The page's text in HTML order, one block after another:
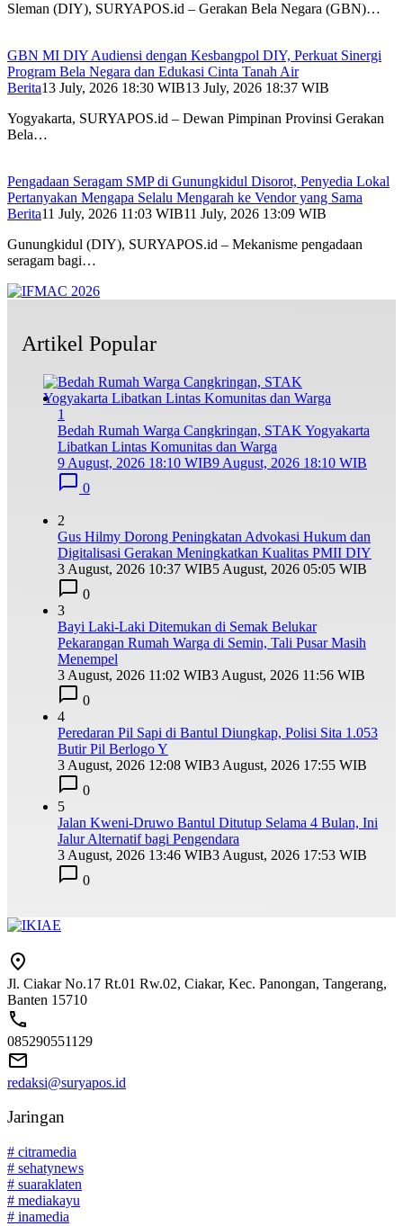
Sleman (DIY), SURYAPOS.id – Gerakan Bela Negara (GBN)…
GBN MI DIY Audiensi dengan Kesbangpol DIY, Perkuat Sinergi
Program Bela Negara dan Edukasi Cinta Tanah Air
Berita13 July, 2026 18:30 WIB13 July, 2026 18:37 WIB
Yogyakarta, SURYAPOS.id – Dewan Pimpinan Provinsi Gerakan
Bela…
Pengadaan Seragam SMP di Gunungkidul Disorot, Penyedia Lokal
Pertanyakan Mengapa Selalu Mengarah ke Vendor yang Sama
Berita11 July, 2026 11:03 WIB11 July, 2026 13:09 WIB
Gunungkidul (DIY), SURYAPOS.id – Mekanisme pengadaan
seragam bagi…
Artikel Popular
1
Bedah Rumah Warga Cangkringan, STAK Yogyakarta
Libatkan Lintas Komunitas dan Warga
9 August, 2026 18:10 WIB9 August, 2026 18:10 WIB
0
2
Gus Hilmy Dorong Peningkatan Advokasi Hukum dan
Digitalisasi Gerakan Meningkatkan Kualitas PMII DIY
3 August, 2026 10:37 WIB5 August, 2026 05:05 WIB
0
3
Bayi Laki-Laki Ditemukan di Semak Belukar
Pekarangan Rumah Warga di Semin, Tali Pusar Masih
Menempel
3 August, 2026 11:02 WIB3 August, 2026 11:56 WIB
0
4
Peredaran Pil Sapi di Bantul Diungkap, Polisi Sita 1.053
Butir Pil Berlogo Y
3 August, 2026 12:08 WIB3 August, 2026 17:55 WIB
0
5
Jalan Kweni-Druwo Bantul Ditutup Selama 4 Bulan, Ini
Jalur Alternatif bagi Pengendara
3 August, 2026 13:46 WIB3 August, 2026 17:53 WIB
0
Jl. Ciakar No.17 Rt.01 Rw.02, Ciakar, Kec. Panongan, Tangerang,
Banten 15710
085290551129
redaksi@suryapos.id
Jaringan
# citramedia
# sehatynews
# suaraklaten
# mediakayu
# inamedia